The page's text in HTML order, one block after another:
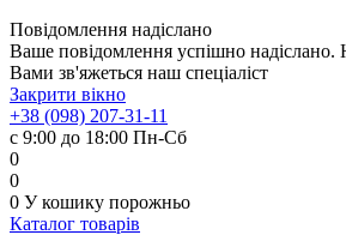
Повідомлення надіслано
Ваше повідомлення успішно
Вами зв'яжеться наш спеціаліст
Закрити вікно
+38 (098) 207-31-11
с 9:00 до 18:00 Пн-Сб
0
0
0 У кошику порожньо
Каталог товарів